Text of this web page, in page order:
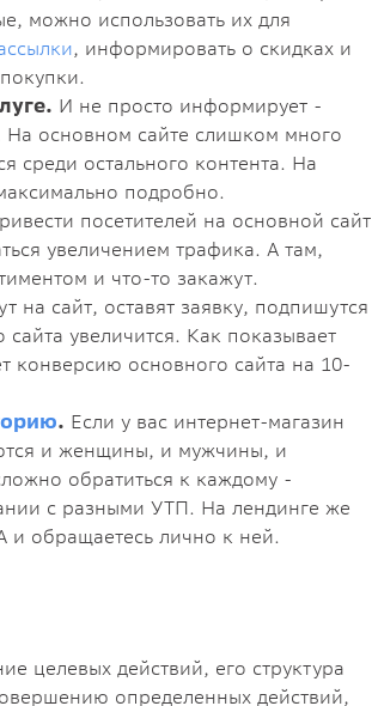
можно использовать их для
, информировать о скидках и
И не просто информирует -
На основном сайте слишком много
среди остального контента. На
подробно.
посетителей на основной сайт
увеличением трафика. А там,
и что-то закажут.
на сайт, оставят заявку, подпишутся
увеличится. Как показывает
конверсию основного сайта на 10-
. Если у вас интернет-магазин
и женщины, и мужчины, и
обратиться к каждому -
с разными УТП. На лендинге же
и обращаетесь лично к ней.
целевых действий, его структура
определенных действий,